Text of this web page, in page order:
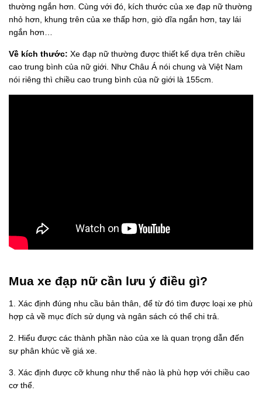
thường ngắn hơn. Cùng với đó, kích thước của xe đạp nữ thường
nhỏ hơn, khung trên của xe thấp hơn, giò dĩa ngắn hơn, tay lái
ngắn hơn…
Về kích thước: Xe đạp nữ thường được thiết kế dựa trên chiều
cao trung bình của nữ giới. Như Châu Á nói chung và Việt Nam
nói riêng thì chiều cao trung bình của nữ giới là 155cm.
Mua xe đạp nữ cần lưu ý điều gì?
1. Xác định đúng nhu cầu bản thân, để từ đó tìm được loại xe phù
hợp cả về mục đích sử dụng và ngân sách có thể chi trả.
2. Hiểu được các thành phần nào của xe là quan trọng dẫn đến
sự phân khúc về giá xe.
3. Xác định được cỡ khung như thế nào là phù hợp với chiều cao
cơ thể.